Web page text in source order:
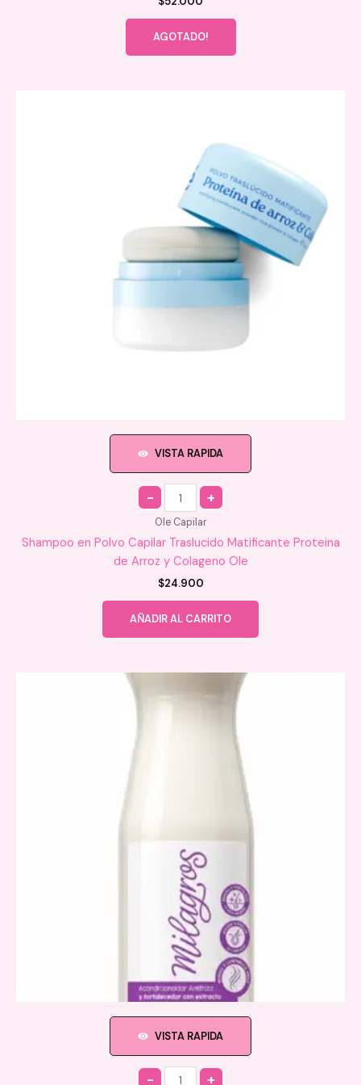
AGOTADO!
VISTA RAPIDA
Quantity
Ole Capilar
Shampoo en Polvo Capilar Traslucido Matificante Proteina
de Arroz y Colageno Ole
$24.900
AÑADIR AL CARRITO
VISTA RAPIDA
Quantity